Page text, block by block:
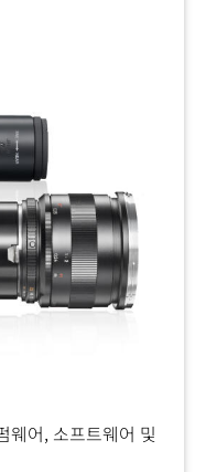
웨어, 소프트웨어 및